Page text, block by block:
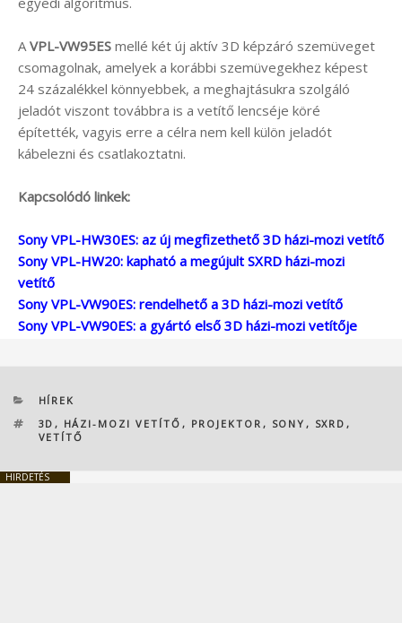
AVPL-VW95ES mellé két új aktív 3D képzáró szemüveget
csomagolnak, amelyek a korábbi szemüvegekhez képest
24 százalékkel könnyebbek, a meghajtásukra szolgáló
jeladót viszont továbbra is a vetítő lencséje köré
építették, vagyis erre a célra nem kell külön jeladót
kábelezni és csatlakoztatni.
Kapcsolódó linkek:
Sony VPL-HW30ES: az új megfizethető 3D házi-mozi vetítő
Sony VPL-HW20: kapható a megújult SXRD házi-mozi
vetítő
Sony VPL-VW90ES: rendelhető a 3D házi-mozi vetítő
Sony VPL-VW90ES: a gyártó első 3D házi-mozi vetítője
KATEGÓRIÁK
HÍREK
CÍMKÉK
3D , HÁZI-MOZI VETÍTŐ , PROJEKTOR , SONY , SXRD ,
VETÍTŐ
HIRDETÉS